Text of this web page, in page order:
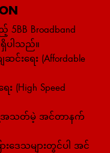
5BB Broadband
ပါသည်။
င်းရေး (Affordable
း (High Speed
အသတ်မဲ့ အင်တာနက်
ဒေသများတွင်ပါ အင်